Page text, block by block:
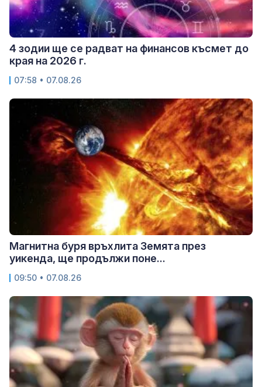
4 зодии ще се радват на финансов късмет до
края на 2026 г.
07:58 • 07.08.26
Магнитна буря връхлита Земята през
уикенда, ще продължи поне...
09:50 • 07.08.26